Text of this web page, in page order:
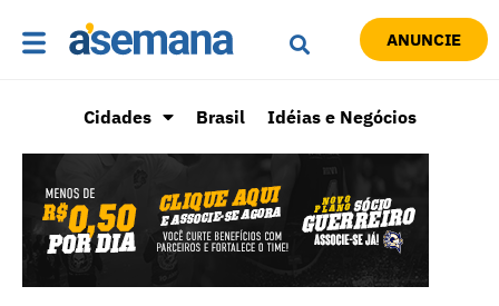
ANUNCIE
Cidades Brasil Idéias e Negócios